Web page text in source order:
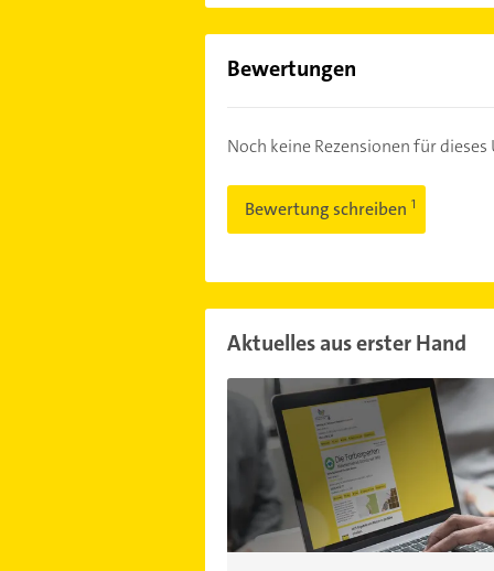
Bewertungen
Noch keine Rezensionen für
Bewertung schreiben
Aktuelles aus erster Hand